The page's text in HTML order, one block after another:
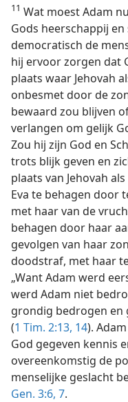
11 Wat moest Adam
Gods heerschappij
democratisch de
hij ervoor zorgen dat
plaats waar Jehovah
onbesmet door de
bewaard zou blijven
verlangen om gelijk
Zou hij zijn God en
trots blijk geven en
plaats van Jehovah
Eva te behagen door
met haar van de
behagen door haar
gevolgen van haar
doodstraf, met haar
„Want Adam werd
werd Adam niet
grondig bedrogen en
(1 Tim. 2:13, 14).
God gegeven kennis
overeenkomstig de
menselijke geslacht
Gen. 3:6, 7.